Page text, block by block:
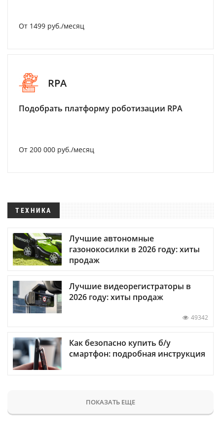
От 1499 руб./месяц
RPA
Подобрать платформу роботизации RPA
От 200 000 руб./месяц
ТЕХНИКА
Лучшие автономные
газонокосилки в 2026 году: хиты
продаж
Лучшие видеорегистраторы в
2026 году: хиты продаж
49342
Как безопасно купить б/у
смартфон: подробная инструкция
ПОКАЗАТЬ ЕЩЕ